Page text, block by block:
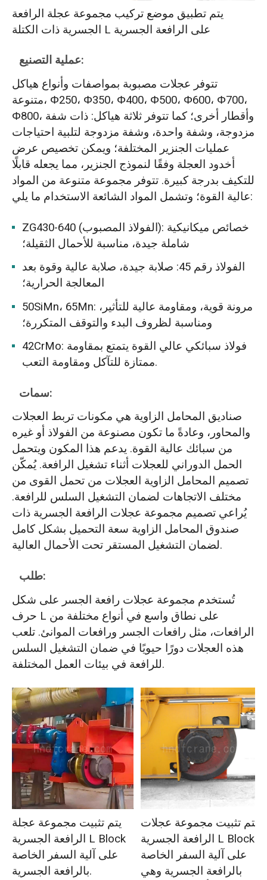
يتم تطبيق موضع تركيب مجموعة عجلة الرافعة
الجسرية ذات الكتلة L على الرافعة الجسرية
عملية التصنيع:
تتوفر عجلات مصبوبة بمواصفات وأنواع هياكل
متنوعة، Φ250، Φ350، Φ400، Φ500، Φ600، Φ700،
Φ800، وأقطار أخرى؛ كما تتوفر ثلاثة هياكل: ذات شفة
مزدوجة، وشفة واحدة، وشفة مزدوجة لتلبية احتياجات
عمليات الجنزير المختلفة؛ ويمكن تخصيص عرض
أخدود العجلة وفقًا لنموذج الجنزير، مما يجعله قابلًا
للتكيف بدرجة كبيرة. تتوفر مجموعة متنوعة من المواد
عالية القوة؛ وتشمل المواد الشائعة الاستخدام ما يلي:
ZG430-640 (الفولاذ المصبوب): خصائص ميكانيكية
شاملة جيدة، مناسبة للأحمال الثقيلة؛
الفولاذ رقم 45: صلابة جيدة، صلابة عالية وقوة بعد
المعالجة الحرارية؛
50SiMn، 65Mn: مرونة قوية، ومقاومة عالية للتأثير،
ومناسبة لظروف البدء والتوقف المتكررة؛
42CrMo: فولاذ سبائكي عالي القوة يتمتع بمقاومة
ممتازة للتآكل ومقاومة التعب.
سمات:
صناديق المحامل الزاوية هي مكونات تربط العجلات
والمحاور، وعادةً ما تكون مصنوعة من الفولاذ أو غيره
من سبائك عالية القوة. يدعم هذا المكون ويتحمل
الحمل الدوراني للعجلات أثناء تشغيل الرافعة. يُمكّن
تصميم المحامل الزاوية العجلات من تحمل القوى من
مختلف الاتجاهات لضمان التشغيل السلس للرافعة.
يُراعي تصميم مجموعة عجلات الرافعة الجسرية ذات
صندوق المحامل الزاوية سعة التحميل بشكل كامل
لضمان التشغيل المستقر تحت الأحمال العالية.
طلب:
تُستخدم مجموعة عجلات رافعة الجسر على شكل
حرف L على نطاق واسع في أنواع مختلفة من
الرافعات، مثل رافعات الجسر ورافعات الموانئ. تلعب
هذه العجلات دورًا حيويًا في ضمان التشغيل السلس
للرافعة في بيئات العمل المختلفة.
يتم تثبيت مجموعة عجلة
الرافعة الجسرية L Block
على آلية السفر الخاصة
بالرافعة الجسرية.
يتم تثبيت مجموعة عجلات
الرافعة الجسرية L Block
على آلية السفر الخاصة
بالرافعة الجسرية وهي